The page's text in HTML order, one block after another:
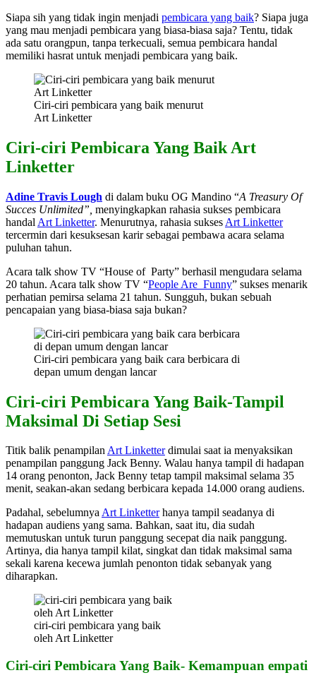
Siapa sih yang tidak ingin menjadi pembicara yang baik? Siapa juga
yang mau menjadi pembicara yang biasa-biasa saja? Tentu, tidak
ada satu orangpun, tanpa terkecuali, semua pembicara handal
memiliki hasrat untuk menjadi pembicara yang baik.
Ciri-ciri pembicara yang baik menurut
Art Linketter
Ciri-ciri Pembicara Yang Baik Art
Linketter
Adine Travis Lough di dalam buku OG Mandino “A Treasury Of
Succes Unlimited”, menyingkapkan rahasia sukses pembicara
handal Art Linketter. Menurutnya, rahasia sukses Art Linketter
tercermin dari kesuksesan karir sebagai pembawa acara selama
puluhan tahun.
Acara talk show TV “House of Party” berhasil mengudara selama
20 tahun. Acara talk show TV “People Are Funny” sukses menarik
perhatian pemirsa selama 21 tahun. Sungguh, bukan sebuah
pencapaian yang biasa-biasa saja bukan?
Ciri-ciri pembicara yang baik cara berbicara di
depan umum dengan lancar
Ciri-ciri Pembicara Yang Baik-Tampil
Maksimal Di Setiap Sesi
Titik balik penampilanArt Linketterdimulai saat ia menyaksikan
penampilan panggung Jack Benny. Walau hanya tampil di hadapan
14 orang penonton, Jack Benny tetap tampil maksimal selama 35
menit, seakan-akan sedang berbicara kepada 14.000 orang audiens.
Padahal, sebelumnyaArt Linketterhanya tampil seadanya di
hadapan audiens yang sama. Bahkan, saat itu, dia sudah
memutuskan untuk turun panggung secepat dia naik panggung.
Artinya, dia hanya tampil kilat, singkat dan tidak maksimal sama
sekali karena kecewa jumlah penonton tidak sebanyak yang
diharapkan.
ciri-ciri pembicara yang baik
oleh Art Linketter
Ciri-ciri Pembicara Yang Baik- Kemampuan empati